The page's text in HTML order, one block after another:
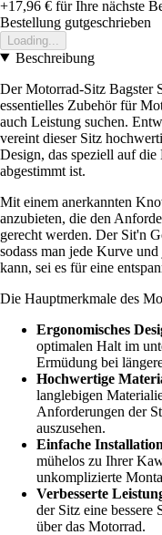
+17,96 € für Ihre nächste
Bestellung gutgeschrieben
Loading...
Beschreibung
Der Motorrad-Sitz Bagster
essentielles Zubehör für
auch Leistung suchen.
vereint dieser Sitz
Design, das speziell auf
abgestimmt ist.
Mit einem anerkannten
anzubieten, die den
gerecht werden. Der Sit'n
sodass man jede Kurve
kann, sei es für eine
Die Hauptmerkmale des
Ergonomisches
optimalen Halt im
Ermüdung bei
Hochwertige
langlebigen
Anforderungen der
auszusehen.
Einfache
mühelos zu Ihrer
unkomplizierte
Verbesserte
der Sitz eine
über das Motorrad.